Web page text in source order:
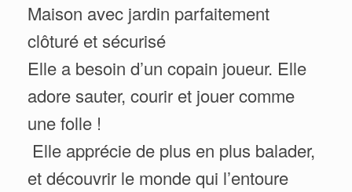
Maison avec jardin parfaitement
clôturé et sécurisé
Elle a besoin d’un copain joueur. Elle
adore sauter, courir et jouer comme
une folle !
‍ Elle apprécie de plus en plus balader,
et découvrir le monde qui l’entoure